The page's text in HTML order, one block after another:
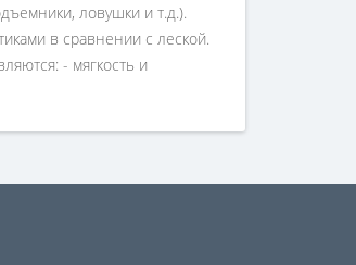
ловушки и т.д.).
в сравнении с леской.
- мягкость и